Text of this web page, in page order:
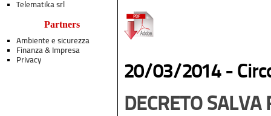
Telematika srl
Partners
Ambiente e sicurezza
Finanza & Impresa
Privacy
20/03/2014 -
DECRETO SALVA